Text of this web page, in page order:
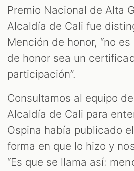
Premio Nacional de Alta
Alcaldía de Cali fue
Mención de honor, “no
de honor sea un
participación”.
Consultamos al equipo
Alcaldía de Cali para
Ospina había publicado
forma en que lo hizo y
“Es que se llama así: